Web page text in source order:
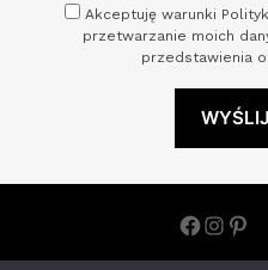
Akceptuję warunki
przetwarzanie moich
przedstawienia
Facebook Instagram Pinterest